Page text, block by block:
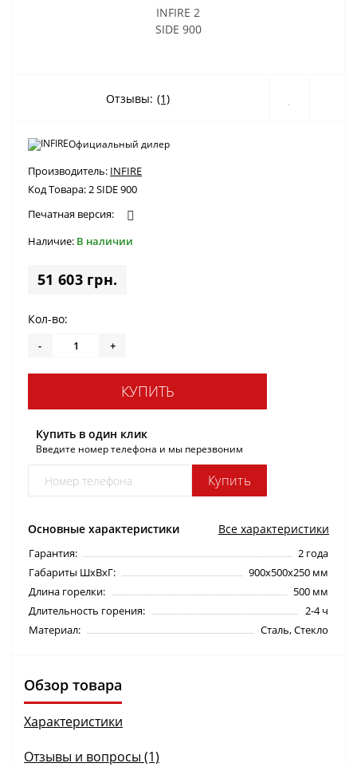
Отзывы: (1)
Производитель: INFIRE
Код Товара:2 SIDE 900
Печатная версия:
Наличие: В наличии
51 603 грн.
Официальный дилер
Основные характеристики Все характеристики
Гарантия:
2 года
Габариты ШхВхГ:
900х500х250 мм
Длина горелки:
500 мм
Длительность горения:
2-4 ч
Материал:
Сталь, Стекло
Кол-во:
- +
КУПИТЬ
Купить в один клик
Введите номер телефона и мы перезвоним
Купить
Обзор товара
Характеристики
Отзывы и вопросы (1)